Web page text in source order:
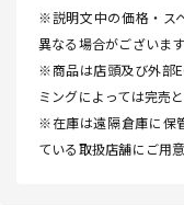
※説明文中の価格・ス
異なる場合がございます
※商品は店頭及び外部
ミングによっては完売
※在庫は遠隔倉庫に保
ている取扱店舗にご用